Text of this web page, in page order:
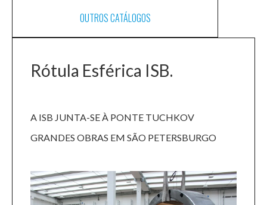
OUTROS CATÁLOGOS
Rótula Esférica ISB.
A ISB JUNTA-SE À PONTE TUCHKOV
GRANDES OBRAS EM SÃO PETERSBURGO